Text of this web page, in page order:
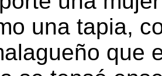
una tapia,
que